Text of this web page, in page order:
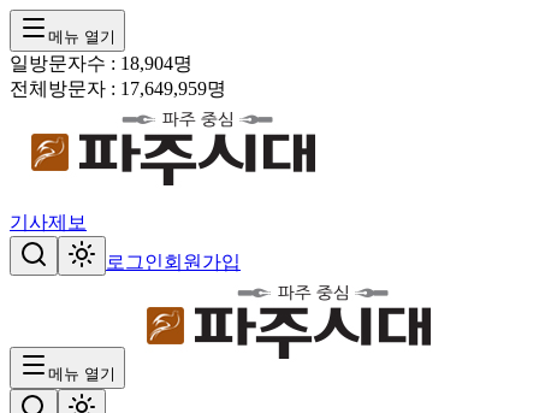
메뉴 열기
일방문자수 : 18,904명
전체방문자 : 17,649,959명
기사제보
로그인회원가입
메뉴 열기